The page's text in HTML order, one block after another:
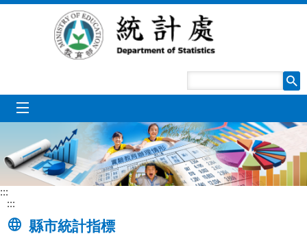
跳到主要內容區塊
:::
:::
縣市統計指標